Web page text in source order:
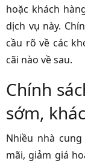
hoặc khách
dịch vụ này.
cầu rõ về các
cãi nào về sau.
Chính
sớm,
Nhiều nhà
mãi, giảm giá